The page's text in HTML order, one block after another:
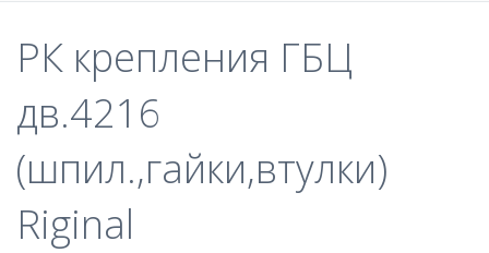
РК крепления ГБЦ
дв.4216
(шпил.,гайки,втулки)
Riginal